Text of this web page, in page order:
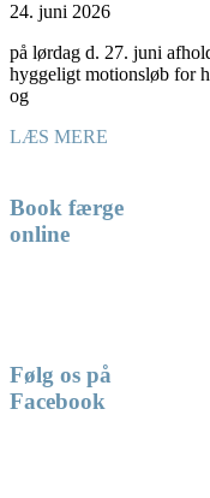
24. juni 2026
på lørdag d. 27. juni
hyggeligt motionsløb for
og
LÆS MERE
Book færge
online
Følg os på
Facebook